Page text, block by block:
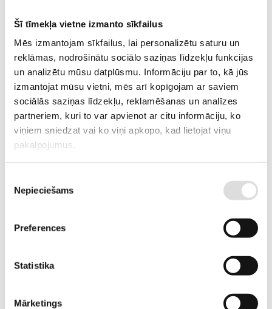
Šī tīmekļa vietne izmanto sīkfailus
Mēs izmantojam sīkfailus, lai personalizētu saturu un
reklāmas, nodrošinātu sociālo saziņas līdzekļu funkcijas
un analizētu mūsu datplūsmu. Informāciju par to, kā jūs
izmantojat mūsu vietni, mēs arī kopīgojam ar saviem
sociālās saziņas līdzekļu, reklamēšanas un analīzes
partneriem, kuri to var apvienot ar citu informāciju, ko
viņiem sniedzat vai ko viņi apkopo, kad lietojat viņu
pakalpojumus.
izvēle
Nepieciešams
Preferences
Statistika
Mārketings
U-31DC VOLTAGE
INPUTS 24-
48VDCDIGIWARE DC
€244,23
Incl. VAT
AVAILABILITY Available on backorder
SKU 2848290150
DC voltage acquisition module DIRIS Digiware U-31dc 19.2-60 VDC